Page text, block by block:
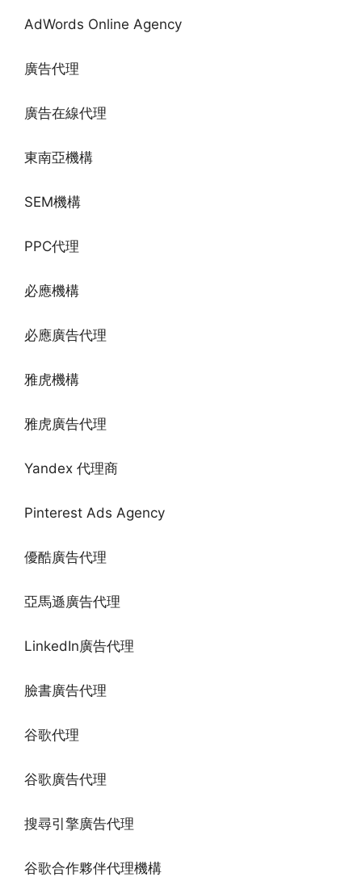
AdWords Online Agency
廣告代理
廣告在線代理
東南亞機構
SEM機構
PPC代理
必應機構
必應廣告代理
雅虎機構
雅虎廣告代理
Yandex 代理商
Pinterest Ads Agency
優酷廣告代理
亞馬遜廣告代理
LinkedIn廣告代理
臉書廣告代理
谷歌代理
谷歌廣告代理
搜尋引擎廣告代理
谷歌合作夥伴代理機構